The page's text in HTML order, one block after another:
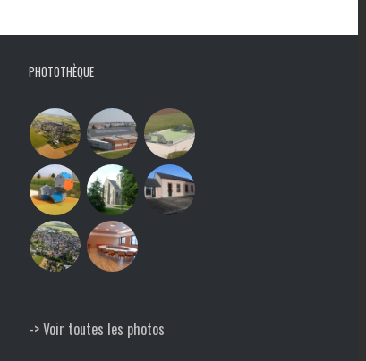
PHOTOTHÈQUE
-> Voir toutes les photos